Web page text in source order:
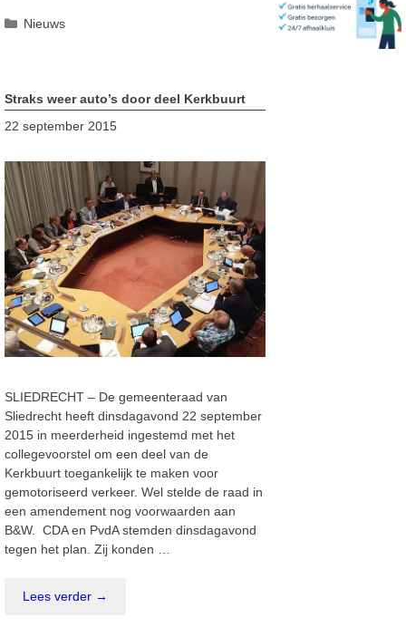
Categorieën
Nieuws
Straks weer auto’s door deel Kerkbuurt
22 september 2015
SLIEDRECHT – De gemeenteraad van
Sliedrecht heeft dinsdagavond 22 september
2015 in meerderheid ingestemd met het
collegevoorstel om een deel van de
Kerkbuurt toegankelijk te maken voor
gemotoriseerd verkeer. Wel stelde de raad in
een amendement nog voorwaarden aan
B&W. CDA en PvdA stemden dinsdagavond
tegen het plan. Zij konden …
Lees verder →